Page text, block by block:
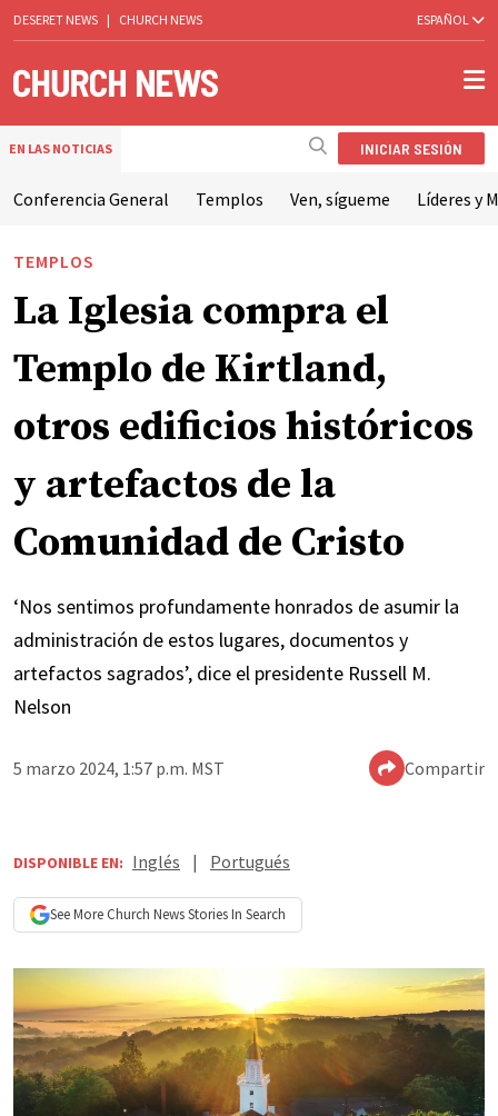
DESERET NEWS | CHURCH NEWS ESPAÑOL
EN LAS NOTICIAS INICIAR SESIÓN
Conferencia General Templos Ven, sígueme Líderes y
TEMPLOS
La Iglesia compra el
Templo de Kirtland,
otros edificios históricos
y artefactos de la
Comunidad de Cristo
‘Nos sentimos profundamente honrados de asumir la
administración de estos lugares, documentos y
artefactos sagrados’, dice el presidente Russell M.
Nelson
5 marzo 2024, 1:57 p.m. MST Compartir
DISPONIBLE EN: Inglés | Portugués
See More Church NewsStories In Search